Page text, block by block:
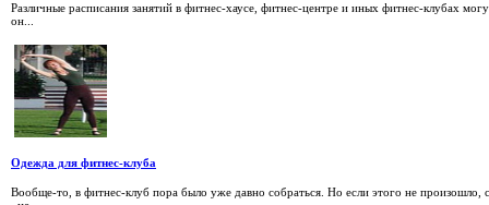
Различные расписания занятий в фитнес-хаусе, фитнес-центре и иных фитнес-клубах
он...
Одежда для фитнес-клуба
Вообще-то, в фитнес-клуб пора было уже давно собраться. Но если этого не